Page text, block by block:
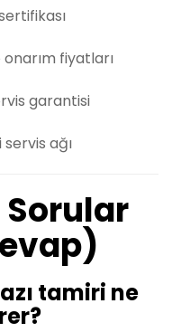
fiyatları
garantisi
ağı
Sorular
tamiri ne